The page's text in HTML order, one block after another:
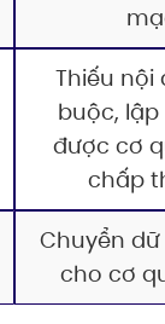
Thiếu nội
buộc,
được cơ
chấp
Chuyển
cho cơ